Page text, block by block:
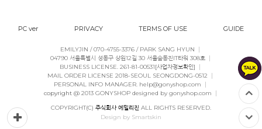
PC ver PRIVACY TERMS OF USE GUIDE
EMILYJIN / 070-4755-3376 / PARK SANG HYUN |
04790 서울특별시 성동구 상원12길 30 서울숲동진IT타워 308호 |
BUSINESS LICENSE. 261-81-00531[사업자정보확인] |
MAIL ORDER LICENSE 2018-SEOUL SEONGDONG-0512 |
PERSONAL INFO MANAGER. help@gonyshop.com |
copyright@ 2013 GONYSHOP designed by gonyshop.com |
COPYRIGHT(C) 주식회사 에밀리진 ALL RIGHTS RESERVED.